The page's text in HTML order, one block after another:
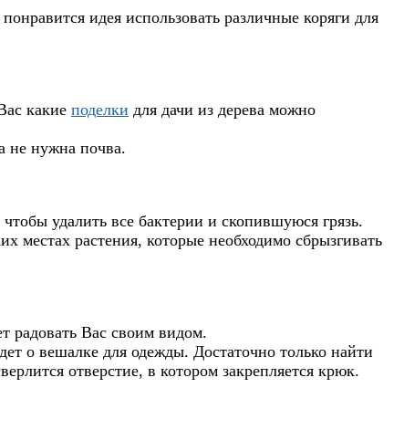
идея использовать различные коряги для
какие поделки для дачи из дерева можно
не нужна почва.
удалить все бактерии и скопившуюся грязь.
местах растения, которые необходимо сбрызгивать
радовать Вас своим видом.
о вешалке для одежды. Достаточно только найти
отверстие, в котором закрепляется крюк.